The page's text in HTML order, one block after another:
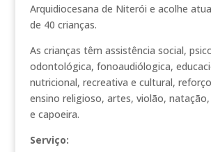
Arquidiocesana de Niterói e acolhe
de 40 crianças.
As crianças têm assistência social,
odontológica, fonoaudiólogica,
nutricional, recreativa e cultural,
ensino religioso, artes, violão,
e capoeira.
Serviço: